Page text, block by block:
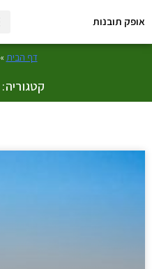
אופק תובנות
דף הבית»
קטגוריה: SEO שלילי